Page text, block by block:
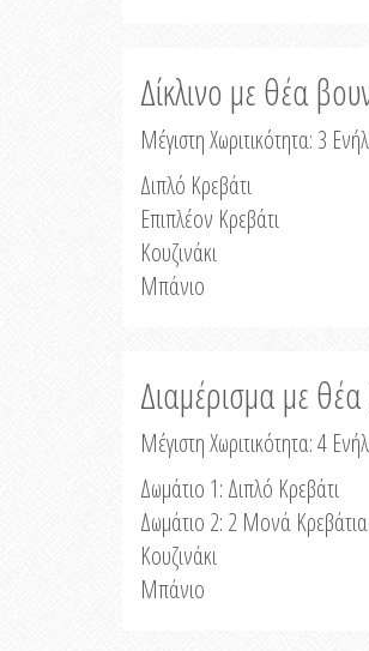
Δίκλινο με θέα
Μέγιστη Χωριτικότητα: 3
Διπλό Κρεβάτι
Επιπλέον Κρεβάτι
Κουζινάκι
Μπάνιο
Διαμέρισμα με
Μέγιστη Χωριτικότητα: 4
Δωμάτιο 1: Διπλό Κρεβάτι
Δωμάτιο 2: 2 Μονά Κρεβάτια
Κουζινάκι
Μπάνιο